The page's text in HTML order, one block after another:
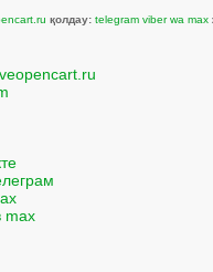
қолдау: telegram viber wa max
max